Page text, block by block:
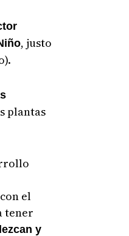
, justo
plantas
el
tener
y